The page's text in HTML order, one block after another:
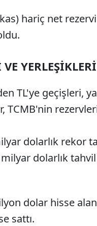
hariç net
TL'ye geçişleri,
TCMB'nin
dolarlık rekor
dolarlık tahvil
dolar hisse
sattı.